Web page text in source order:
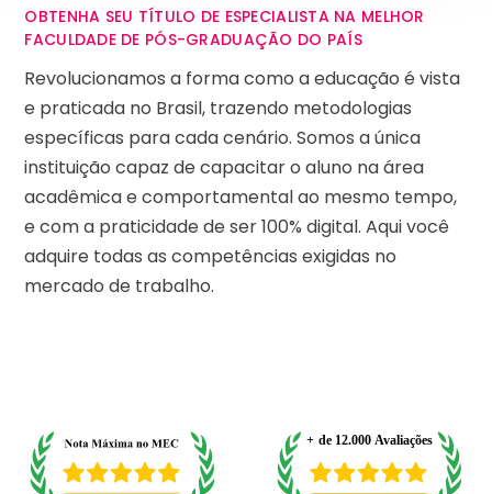
OBTENHA SEU TÍTULO DE ESPECIALISTA NA MELHOR
FACULDADE DE PÓS-GRADUAÇÃO DO PAÍS
Revolucionamos a forma como a educação é vista
e praticada no Brasil, trazendo metodologias
específicas para cada cenário. Somos a única
instituição capaz de capacitar o aluno na área
acadêmica e comportamental ao mesmo tempo,
e com a praticidade de ser 100% digital. Aqui você
adquire todas as competências exigidas no
mercado de trabalho.